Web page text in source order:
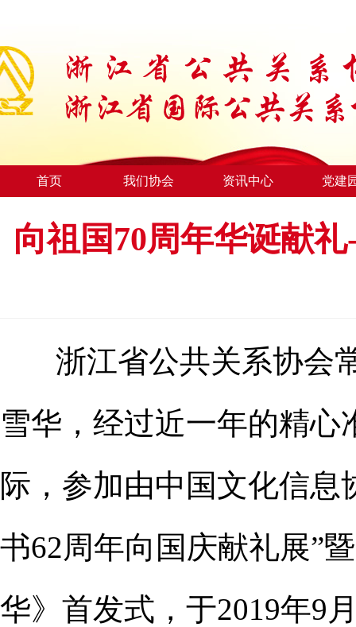
首页 我们协会 资讯中心 党建
向祖国70周年华诞献
浙江省公共关系协会
雪华，经过近一年的精心
际，参加由中国文化信息
书62周年向国庆献礼展”
华》首发式，于2019年9